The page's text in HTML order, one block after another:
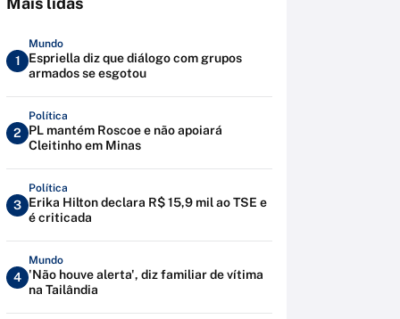
1
Mundo
Espriella diz que diálogo com grupos
armados se esgotou
2
Política
PL mantém Roscoe e não apoiará
Cleitinho em Minas
3
Política
Erika Hilton declara R$ 15,9 mil ao TSE e
é criticada
4
Mundo
'Não houve alerta', diz familiar de vítima
na Tailândia